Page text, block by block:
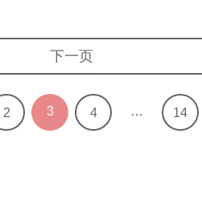
下一页
2 3 4 … 14